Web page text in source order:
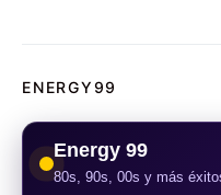
ENERGY99
Energy 99
80s, 90s, 00s y más